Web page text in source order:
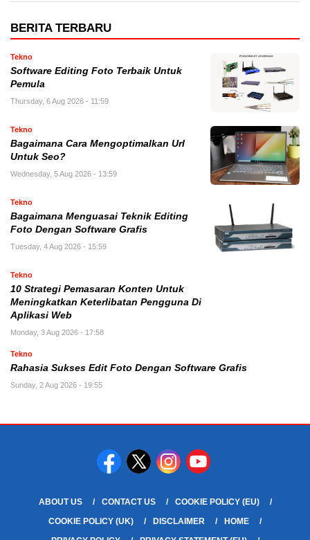
BERITA TERBARU
Tekno
Software Editing Foto Terbaik Untuk
Pemula
Thursday, 6 Aug 2026 - 11:59
Tekno
Bagaimana Cara Mengoptimalkan Url
Untuk Seo?
Wednesday, 5 Aug 2026 - 13:59
Tekno
Bagaimana Menguasai Teknik Editing
Foto Dengan Software Grafis
Tuesday, 4 Aug 2026 - 15:59
Tekno
10 Strategi Pemasaran Konten Untuk
Meningkatkan Keterlibatan Pengguna Di
Aplikasi Web
Monday, 3 Aug 2026 - 17:58
Tekno
Rahasia Sukses Edit Foto Dengan Software Grafis
Sunday, 2 Aug 2026 - 19:55
ABOUT US CONTACT US
COOKIE POLICY (EU)
COOKIE POLICY (UK)
DISCLAIMER
HOME